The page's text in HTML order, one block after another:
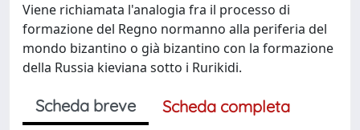
Viene richiamata l'analogia fra il processo di
formazione del Regno normanno alla periferia del
mondo bizantino o già bizantino con la formazione
della Russia kieviana sotto i Rurikidi.
Scheda breve
Scheda completa